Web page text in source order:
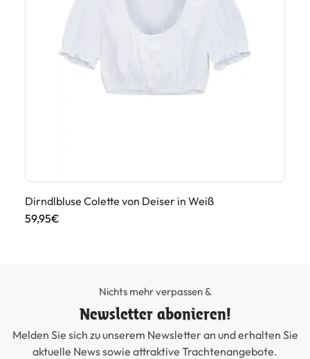
Dirndlbluse Colette von Deiser in Weiß
59,95€
Nichts mehr verpassen &
Newsletter abonieren!
Melden Sie sich zu unserem Newsletter an und erhalten Sie
aktuelle News sowie attraktive Trachtenangebote.